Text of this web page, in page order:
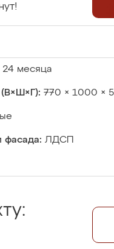
24 месяца
(В×Ш×Г): 770 × 1000 ×
фасада: ЛДСП